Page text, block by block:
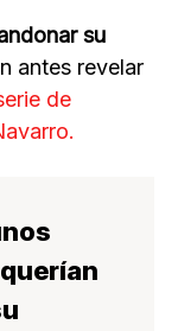
su
antes revelar
de